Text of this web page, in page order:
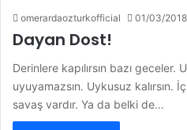
omerardaozturkofficial 01/03/2018
Dayan Dost!
Derinlere kapılırsın bazı geceler.
uyuyamazsın. Uykusuz kalırsın.
savaş vardır. Ya da belki de…